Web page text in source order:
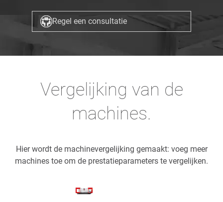
Regel een consultatie
Vergelijking van de
machines.
Hier wordt de machinevergelijking gemaakt: voeg meer
machines toe om de prestatieparameters te vergelijken.